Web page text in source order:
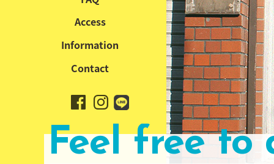
Access
Information
Contact
Feel free to